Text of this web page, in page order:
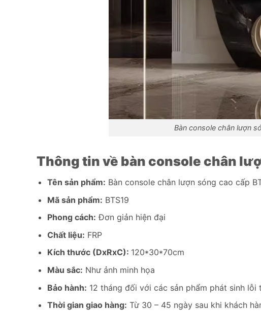
Bàn console chân lượn
Thông tin về bàn console chân
Tên sản phẩm: Bàn console chân lượn sóng cao cấp
Mã sản phẩm: BTS19
Phong cách: Đơn giản hiện đại
Chất liệu: FRP
Kích thước (DxRxC): 120*30*70cm
Màu sắc: Như ảnh minh họa
Bảo hành: 12 tháng đối với các sản phẩm phát sinh lỗi
Thời gian giao hàng: Từ 30 – 45 ngày sau khi khách